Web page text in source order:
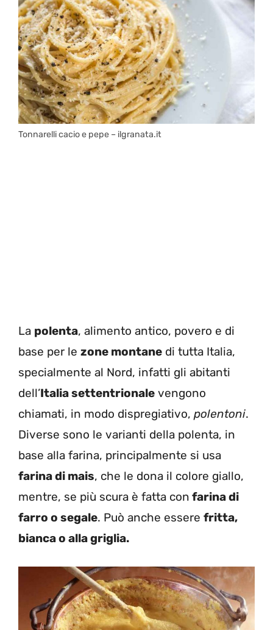
Tonnarelli cacio e pepe – ilgranata.it
La polenta, alimento antico, povero e di
base per le zone montane di tutta Italia,
specialmente al Nord, infatti gli abitanti
dell’Italia settentrionale vengono
chiamati, in modo dispregiativo, polentoni.
Diverse sono le varianti della polenta, in
base alla farina, principalmente si usa
farina di mais, che le dona il colore giallo,
mentre, se più scura è fatta con farina di
farro o segale. Può anche essere fritta,
bianca o alla griglia.